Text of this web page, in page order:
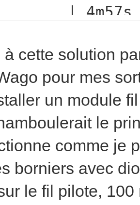
0V |
0V |
|
gel | -
|
cette solution
pour mes
un module
le
comme je
borniers avec
le fil pilote,